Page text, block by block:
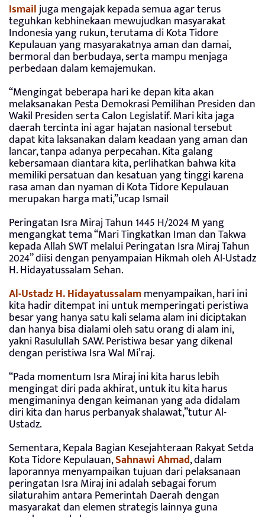
Ismailjuga mengajak kepada semua agar terus
teguhkan kebhinekaan mewujudkan masyarakat
Indonesia yang rukun, terutama di Kota Tidore
Kepulauan yang masyarakatnya aman dan damai,
bermoral dan berbudaya, serta mampu menjaga
perbedaan dalam kemajemukan.
“Mengingat beberapa hari ke depan kita akan
melaksanakan Pesta Demokrasi Pemilihan Presiden dan
Wakil Presiden serta Calon Legislatif. Mari kita jaga
daerah tercinta ini agar hajatan nasional tersebut
dapat kita laksanakan dalam keadaan yang aman dan
lancar, tanpa adanya perpecahan. Kita galang
kebersamaan diantara kita, perlihatkan bahwa kita
memiliki persatuan dan kesatuan yang tinggi karena
rasa aman dan nyaman di Kota Tidore Kepulauan
merupakan harga mati,”ucap Ismail
Peringatan Isra Miraj Tahun 1445 H/2024 M yang
mengangkat tema “Mari Tingkatkan Iman dan Takwa
kepada Allah SWT melalui Peringatan Isra Miraj Tahun
2024” diisi dengan penyampaian Hikmah oleh Al-Ustadz
H. Hidayatussalam Sehan.
Al-Ustadz H. Hidayatussalammenyampaikan, hari ini
kita hadir ditempat ini untuk memperingati peristiwa
besar yang hanya satu kali selama alam ini diciptakan
dan hanya bisa dialami oleh satu orang di alam ini,
yakni Rasulullah SAW. Peristiwa besar yang dikenal
dengan peristiwa Isra Wal Mi’raj.
“Pada momentum Isra Miraj ini kita harus lebih
mengingat diri pada akhirat, untuk itu kita harus
mengimaninya dengan keimanan yang ada didalam
diri kita dan harus perbanyak shalawat,”tutur Al-
Ustadz.
Sementara, Kepala Bagian Kesejahteraan Rakyat Setda
Kota Tidore Kepulauan,Sahnawi Ahmad, dalam
laporannya menyampaikan tujuan dari pelaksanaan
peringatan Isra Miraj ini adalah sebagai forum
silaturahim antara Pemerintah Daerah dengan
masyarakat dan elemen strategis lainnya guna